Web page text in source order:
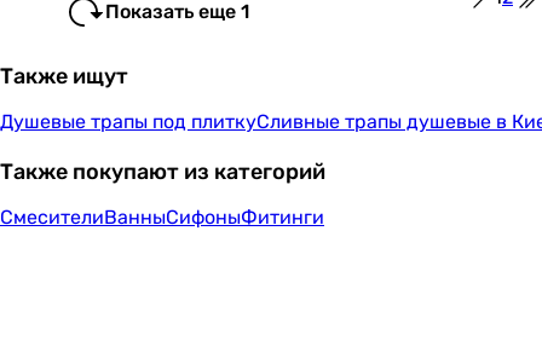
Показать еще 1
Также ищут
Душевые трапы под плиткуСливные трапы душевые в
Также покупают из категорий
СмесителиВанныСифоныФитинги